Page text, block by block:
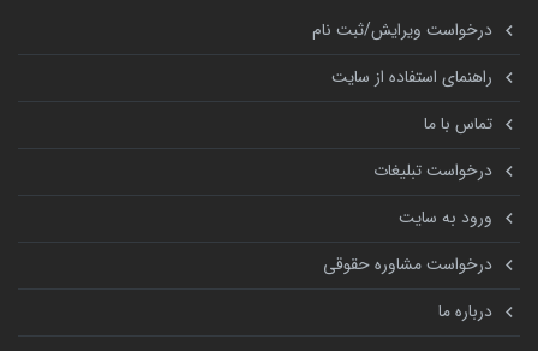
درخواست ویرایش/ثبت نام
راهنمای استفاده از سایت
تماس با ما
درخواست تبلیغات
ورود به سایت
درخواست مشاوره حقوقی
درباره ما